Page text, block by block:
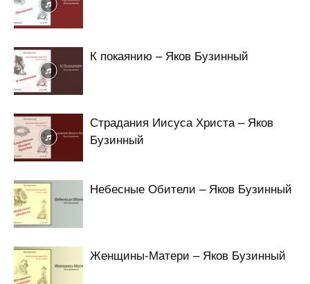
К покаянию – Яков Бузинный
Страдания Иисуса Христа – Яков
Бузинный
Небесные Обители – Яков Бузинный
Женщины-Матери – Яков Бузинный